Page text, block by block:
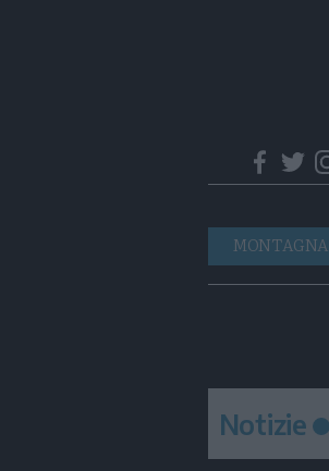
Navigazione
principale
MONTAGNA
Notizie